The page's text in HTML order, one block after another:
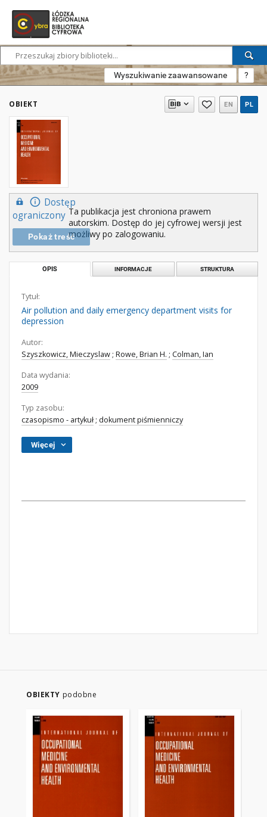
Wyszukiwanie zaawansowane ?
OBIEKT EN PL
Dostęp
ograniczony
Pokaż treść
Ta publikacja jest chroniona prawem
autorskim. Dostęp do jej cyfrowej wersji jest
możliwy po zalogowaniu.
OPIS INFORMACJE STRUKTURA
Tytuł:
Air pollution and daily emergency department visits for
depression
Autor:
Szyszkowicz, Mieczyslaw ; Rowe, Brian H. ; Colman, Ian
Data wydania:
2009
Typ zasobu:
czasopismo - artykuł ; dokument piśmienniczy
Więcej
OBIEKTY podobne